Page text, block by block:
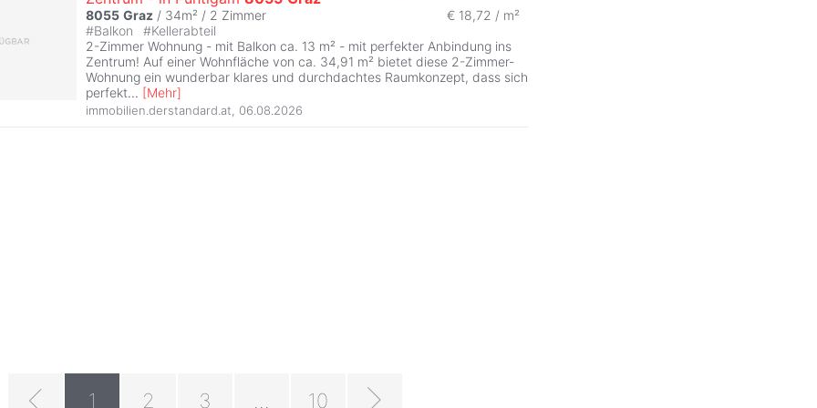
8055 Graz / 34m² / 2 Zimmer
€ 18,72 / m²
#Balkon #Kellerabteil
2-Zimmer Wohnung - mit Balkon ca. 13 m² - mit perfekter Anbindung ins
Zentrum! Auf einer Wohnfläche von ca. 34,91 m² bietet diese 2-Zimmer-
Wohnung ein wunderbar klares und durchdachtes Raumkonzept, dass sich
perfekt... [Mehr]
immobilien.derstandard.at 06.08.2026
1 2 3 10